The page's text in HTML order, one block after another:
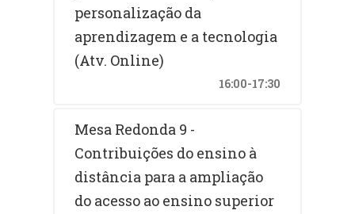
personalização da
aprendizagem e a tecnologia
(Atv. Online)
16:00-17:30
Mesa Redonda 9 -
Contribuições do ensino à
distância para a ampliação
do acesso ao ensino superior